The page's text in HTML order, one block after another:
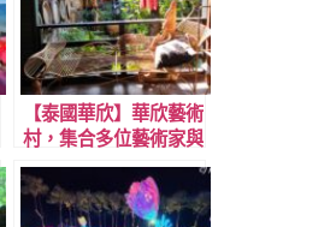
【泰國華欣】華欣藝術
村，集合多位藝術家與
畫廊，與DIY彩繪活
動，推薦喜愛藝術的
你！